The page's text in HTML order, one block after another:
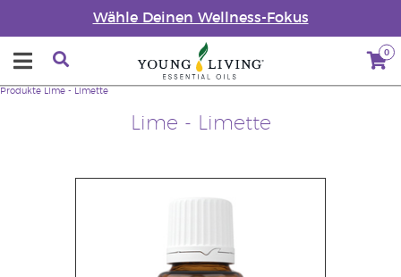
Wähle Deinen Wellness-Fokus
0
Lime - Limette
Produkte Lime - Limette